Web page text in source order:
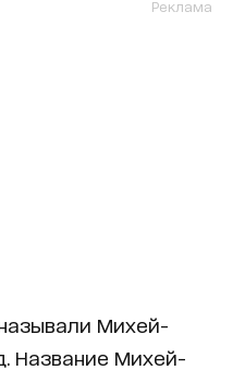
Реклама
Михей-
Название Михей-